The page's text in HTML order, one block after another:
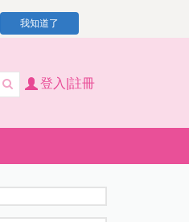
我知道了
登入|註冊